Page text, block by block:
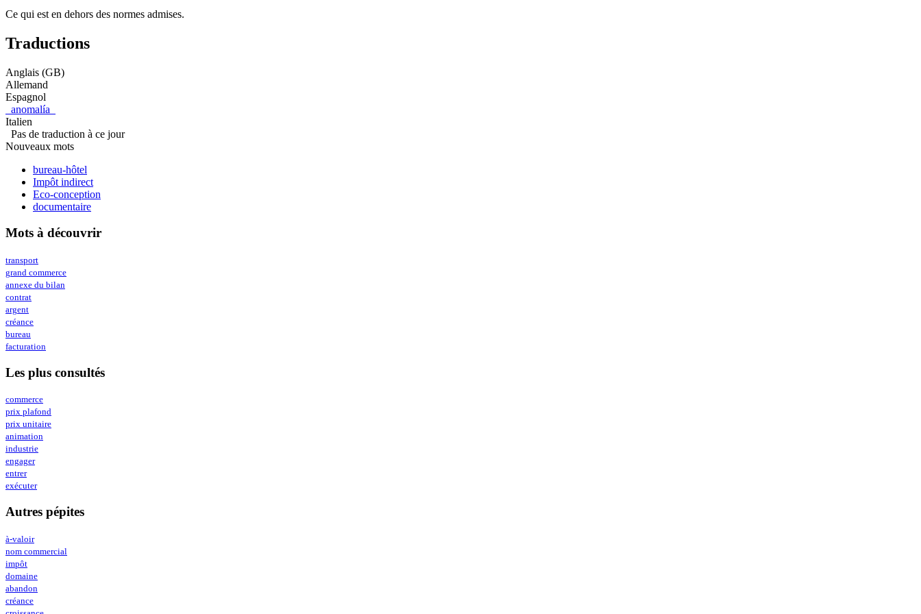
Ce qui est en dehors des normes admises.
Traductions
Anglais (GB)
Allemand
Espagnol
anomalía
Italien
Pas de traduction à ce jour
Nouveaux mots
bureau-hôtel
Impôt indirect
Eco-conception
documentaire
Mots à découvrir
transport
grand commerce
annexe du bilan
contrat
argent
créance
bureau
facturation
Les plus consultés
commerce
prix plafond
prix unitaire
animation
industrie
engager
entrer
exécuter
Autres pépites
à-valoir
nom commercial
impôt
domaine
abandon
créance